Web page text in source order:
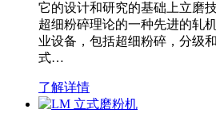
它的设计和研究的基础上立磨
超细粉碎理论的一种先进的轧
业设备，包括超细粉碎，分级
式…
了解详情